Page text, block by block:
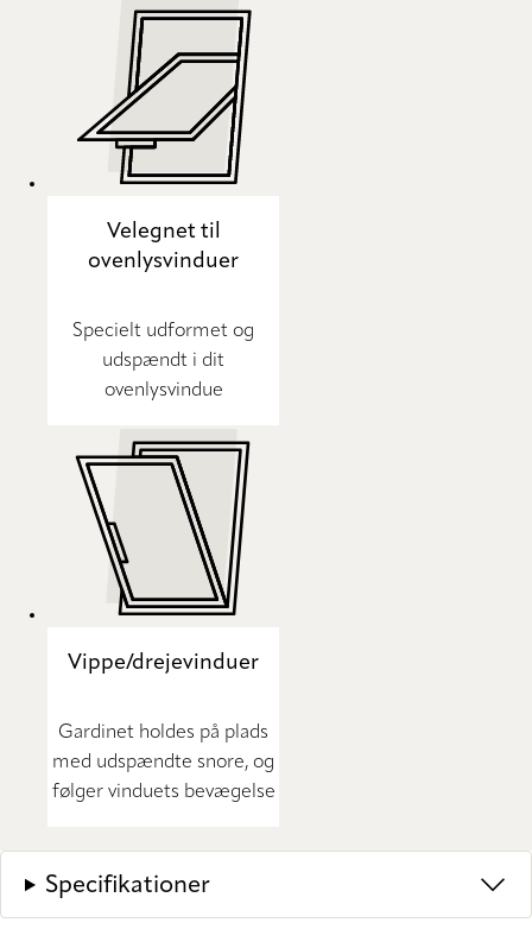
Velegnet til
ovenlysvinduer
Specielt udformet og
udspændt i dit
ovenlysvindue
Vippe/drejevinduer
Gardinet holdes på plads
med udspændte snore, og
følger vinduets bevægelse
Specifikationer